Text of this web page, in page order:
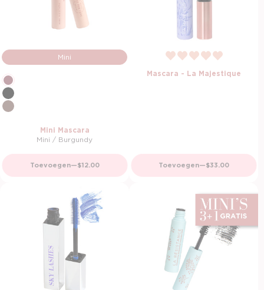
Mini
Mini Mascara
Mini / Burgundy
Toevoegen—Normale prijs
$12.00
Mascara - La Majestique
Toevoegen—Normale prijs
$33.00